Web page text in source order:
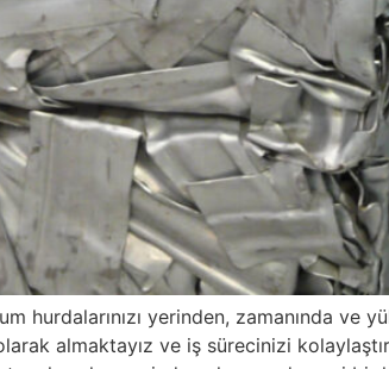
hurdalarınızı yerinden, zamanında
almaktayız ve iş sürecinizi